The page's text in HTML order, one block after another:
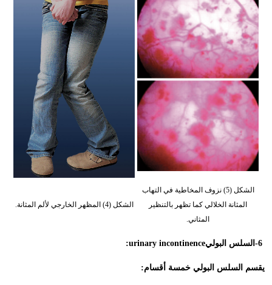
الشكل (5) نزوف المخاطية في التهاب
المثانة الخلالي كما تظهر بالتنظير
المثاني.
الشكل (4) المظهر الخارجي لألم المثانة.
-6 السلس البولي:urinary incontinence
يقسم السلس البولي خمسة أقسام: